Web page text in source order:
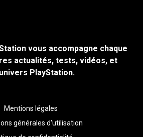
vous accompagne chaque
actualités, tests, vidéos, et
PlayStation.
Mentions légales
générales d'utilisation